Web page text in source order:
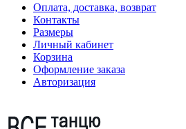
Оплата, доставка, возврат
Контакты
Размеры
Личный кабинет
Корзина
Оформление заказа
Авторизация